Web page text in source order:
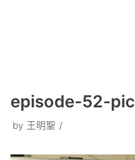
episode-52-pic
by 王明聖